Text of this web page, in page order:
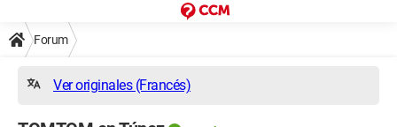
Forum
Ver originales (Francés)